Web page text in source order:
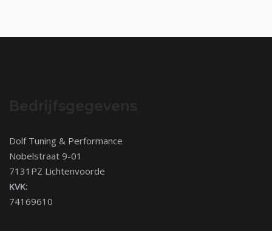
Dolf Tuning & Performance
Nobelstraat 9-01
7131PZ Lichtenvoorde
KVK:
74169610